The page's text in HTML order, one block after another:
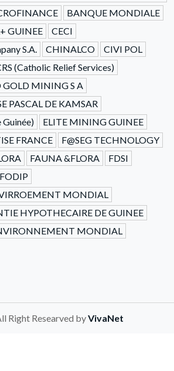
BANQUE MONDIALE
GUINEE
CECI
S.A.
CHINALCO
CIVI POL
(Catholic Relief Services)
GOLD MINING S A
PASCAL DE KAMSAR
ELITE MINING GUINEE
FRANCE
F@SEG TECHNOLOGY
FAUNA &FLORA
FDSI
FODIP
MONDIAL
HYPOTHECAIRE DE GUINEE
MONDIAL
Right Researved byVivaNet